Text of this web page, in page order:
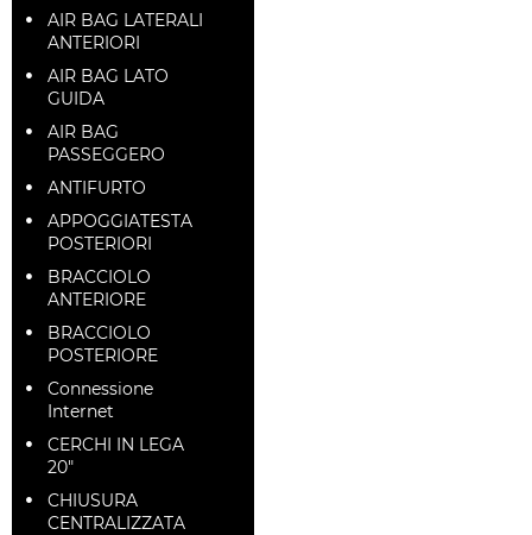
AIR BAG LATERALI
ANTERIORI
AIR BAG LATO
GUIDA
AIR BAG
PASSEGGERO
ANTIFURTO
APPOGGIATESTA
POSTERIORI
BRACCIOLO
ANTERIORE
BRACCIOLO
POSTERIORE
Connessione
Internet
CERCHI IN LEGA
20"
CHIUSURA
CENTRALIZZATA